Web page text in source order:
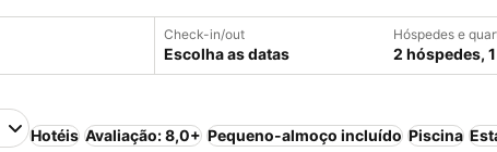
Check-in/out
Escolha as datas
Hóspedes e
2 hóspedes,
Hotéis Avaliação: 8,0+ Pequeno-almoço incluído Piscina